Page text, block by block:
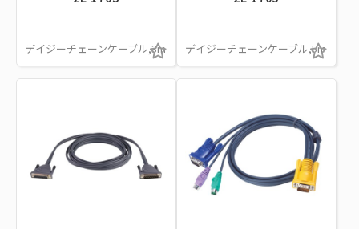
デイジーチェーンケーブル,3m デイジーチェーンケーブル,5m